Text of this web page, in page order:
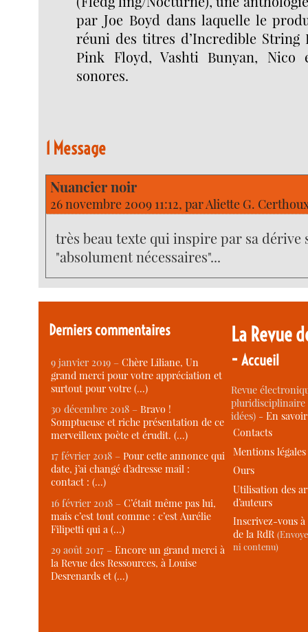
par Joe Boyd dans laquelle le
réuni des titres d’Incredible String
Pink Floyd, Vashti Bunyan, Nico
sonores.
1 Message
Nuancier noir
26 novembre 2009 11:12, parAliette G.
très beau texte qui inspire par sa dérive
"absolument nécessaires"...
Derniers commentaires
9 janvier 2019 –Chère Liliane, Un
grand merci pour votre appréciation et
surtout pour votre (…)
30 décembre 2018 –Bravo !
Somptueuse et riche présentation de ce
merveilleux poète et érudit. (…)
17 février 2018 –Pour cette annonce qui
date, j’ai changé d’adresse mail :
contact : (…)
16 février 2018 –C’était même pas lui,
mais c’est tout comme : c’est Aurélie
Filipetti qui a (…)
29 août 2017 –Encore un grand merci à
la Revue des Ressources, à Louise
Desrenards et (…)
La Revue
-Accueil
Revue
idées) -En
Contacts
Mentions légales
Ours
Utilisation des
d’auteurs
Inscrivez-vous
de la RdR
ni contenu)